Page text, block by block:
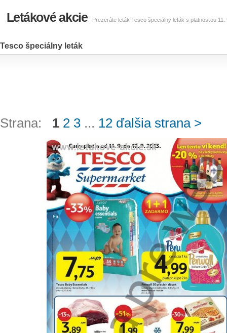
Letákové akcie Prezeráte leták Tesco špeciálny leták s platnosťou
Tesco špeciálny leták
Strana: 1 2 3 ... 12 ďalšia strana >